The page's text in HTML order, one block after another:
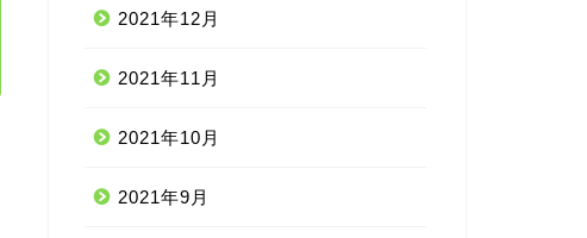
2021年12月
2021年11月
2021年10月
2021年9月